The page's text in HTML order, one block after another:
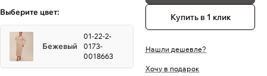
Выберите цвет:
Бежевый
01-22-2-
0173-
0018663
Купить в 1 клик
Нашли дешевле?
Хочу в подарок